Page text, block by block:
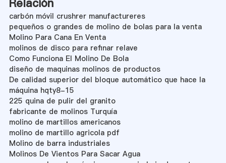
carbón móvil crushrer manufactureres
pequeños o grandes de molino de bolas para la venta
Molino Para Cana En Venta
molinos de disco para refinar relave
Como Funciona El Molino De Bola
diseño de maquinas molinos de productos
De calidad superior del bloque automático que hace la
máquina hqty8-15
225 quina de pulir del granito
fabricante de molinos Turquía
molino de martillos americanos
molino de martillo agricola pdf
Molino de barra industriales
Molinos De Vientos Para Sacar Agua